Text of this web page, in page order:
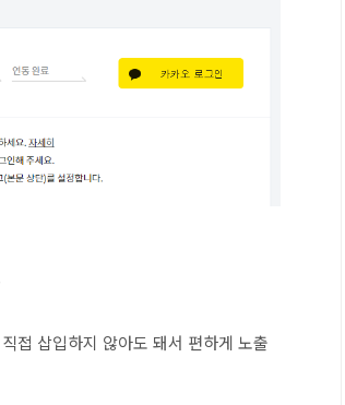
접 삽입하지 않아도 돼서 편하게 노출